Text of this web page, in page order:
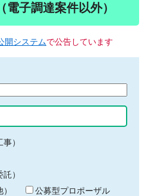
電子調達案件以外）
開システムで公告しています
）
）
公募型プロポーザル